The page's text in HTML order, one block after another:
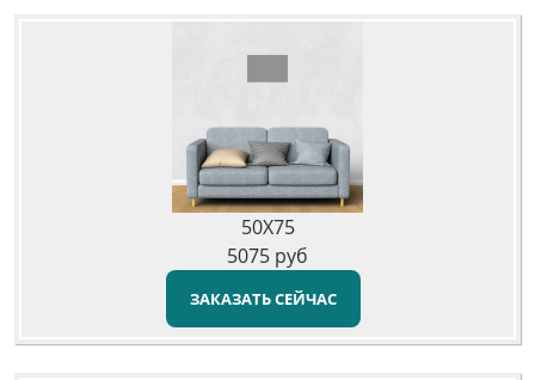
50X75
5075 руб
ЗАКАЗАТЬ СЕЙЧАС